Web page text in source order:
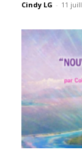
Cindy LG - 11